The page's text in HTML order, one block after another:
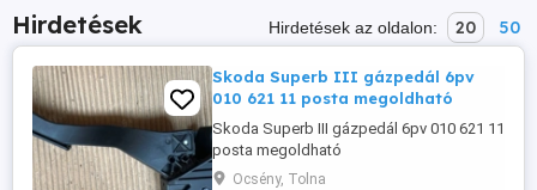
Hirdetések Hirdetések az oldalon: 20 50
Skoda Superb III gázpedál 6pv
010 621 11 posta megoldható
Skoda Superb III gázpedál 6pv 010 621 11
posta megoldható
Ocsény, Tolna